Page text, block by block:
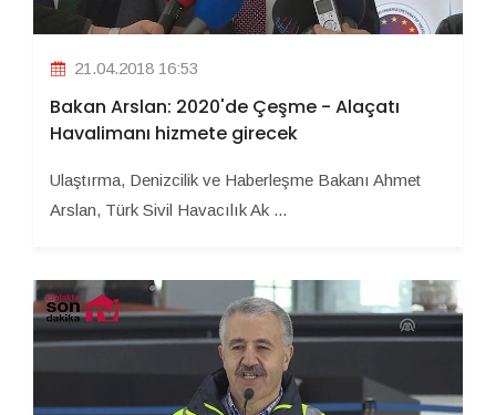
21.04.2018 16:53
Bakan Arslan: 2020'de Çeşme - Alaçatı
Havalimanı hizmete girecek
Ulaştırma, Denizcilik ve Haberleşme Bakanı Ahmet
Arslan, Türk Sivil Havacılık Ak ...